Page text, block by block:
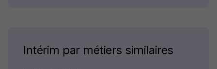
Intérim par métiers similaires